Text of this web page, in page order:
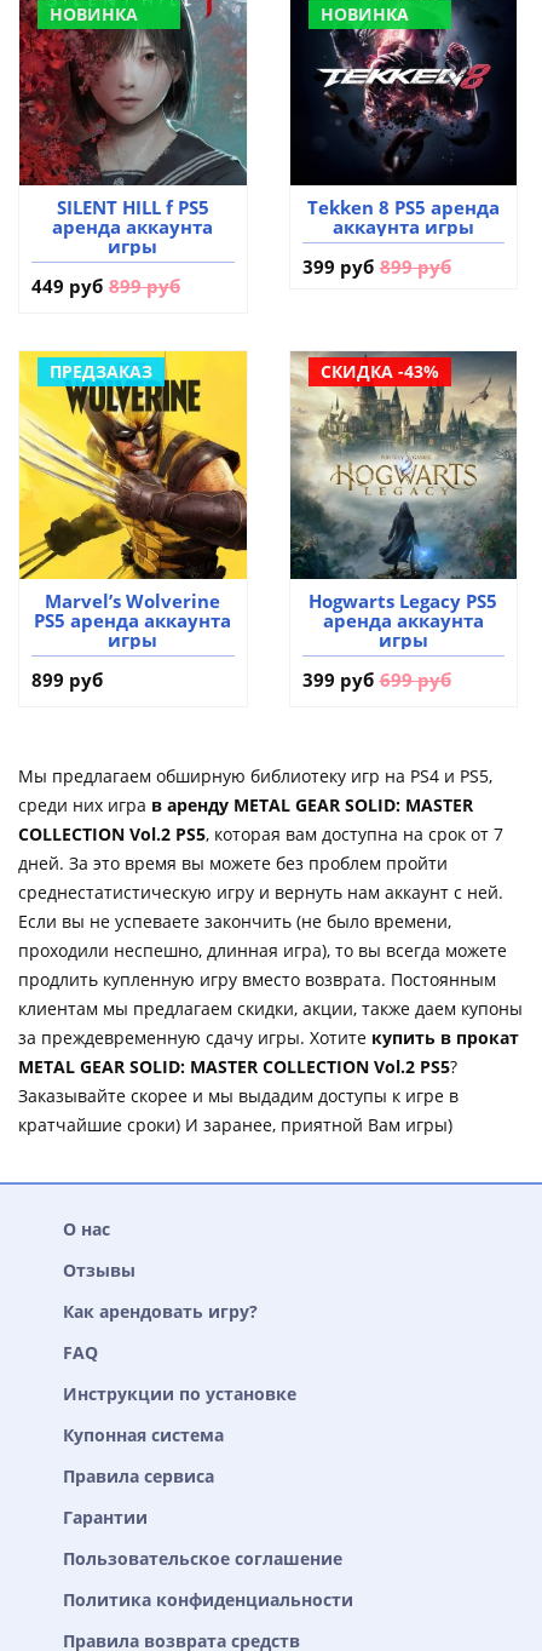
НОВИНКА
SILENT HILL f PS5
аренда аккаунта
игры
449 руб 899 руб
НОВИНКА
Tekken 8 PS5 аренда
аккаунта игры
399 руб 899 руб
ПРЕДЗАКАЗ
Marvel’s Wolverine
PS5 аренда аккаунта
игры
899 руб
СКИДКА -43%
Hogwarts Legacy PS5
аренда аккаунта
игры
399 руб 699 руб
Мы предлагаем обширную библиотеку игр на PS4 и PS5,
среди них игра в аренду METAL GEAR SOLID: MASTER
COLLECTION Vol.2 PS5, которая вам доступна на срок от 7
дней. За это время вы можете без проблем пройти
среднестатистическую игру и вернуть нам аккаунт с ней.
Если вы не успеваете закончить (не было времени,
проходили неспешно, длинная игра), то вы всегда можете
продлить купленную игру вместо возврата. Постоянным
клиентам мы предлагаем скидки, акции, также даем купоны
за преждевременную сдачу игры. Хотите купить в прокат
METAL GEAR SOLID: MASTER COLLECTION Vol.2 PS5?
Заказывайте скорее и мы выдадим доступы к игре в
кратчайшие сроки) И заранее, приятной Вам игры)
О нас
Отзывы
Как арендовать игру?
FAQ
Инструкции по установке
Купонная система
Правила сервиса
Гарантии
Пользовательское соглашение
Политика конфиденциальности
Правила возврата средств